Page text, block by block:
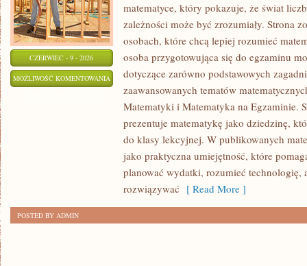
CZERWIEC - 9 - 2026
MOŻLIWOŚĆ KOMENTOWANIA CIEKAWOSTKI
MATEMATYCZNE
matematyce, który pokazuje, że świat
zależności może być zrozumiały. Strona
osobach, które chcą lepiej rozumieć
osoba przygotowująca się do egzaminu
dotyczące zarówno podstawowych
zaawansowanych tematów
Matematyki i Matematyka na Egzaminie.
prezentuje matematykę jako dziedzinę,
do klasy lekcyjnej. W publikowanych
jako praktyczna umiejętność, które
planować wydatki, rozumieć technologię,
rozwiązywać [ Read More ]
POSTED BY ADMIN